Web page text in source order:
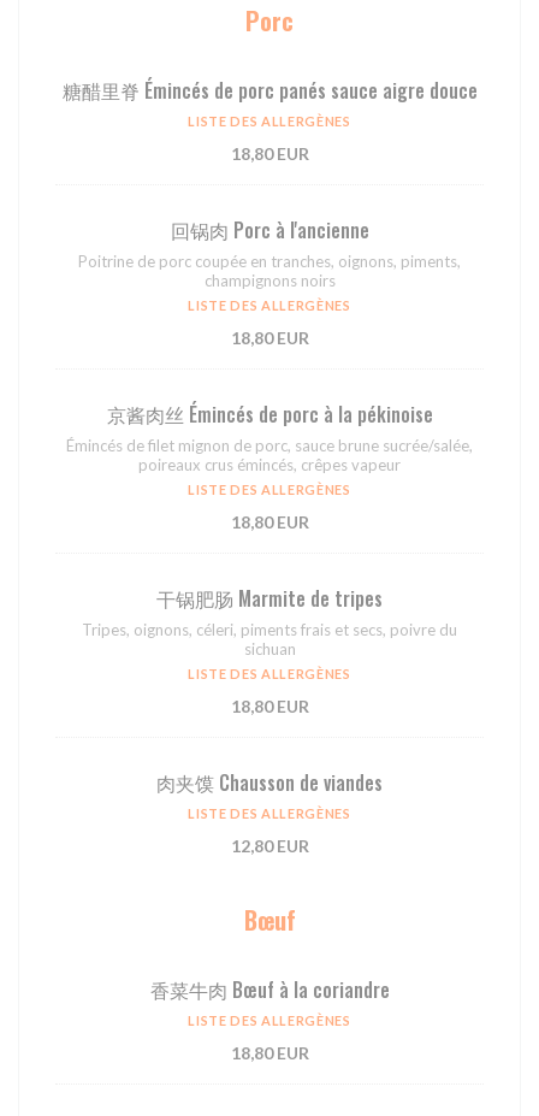
Porc
糖醋⾥脊 Émincés de porc panés sauce aigre douce
LISTE DES ALLERGÈNES
18,80 EUR
回锅⾁ Porc à l'ancienne
Poitrine de porc coupée en tranches, oignons, piments,
champignons noirs
LISTE DES ALLERGÈNES
18,80 EUR
京酱⾁丝 Émincés de porc à la pékinoise
Émincés de filet mignon de porc, sauce brune sucrée/salée,
poireaux crus émincés, crêpes vapeur
LISTE DES ALLERGÈNES
18,80 EUR
⼲锅肥肠 Marmite de tripes
Tripes, oignons, céleri, piments frais et secs, poivre du
sichuan
LISTE DES ALLERGÈNES
18,80 EUR
肉夹馍 Chausson de viandes
LISTE DES ALLERGÈNES
12,80 EUR
Bœuf
⾹菜⽜⾁ Bœuf à la coriandre
LISTE DES ALLERGÈNES
18,80 EUR